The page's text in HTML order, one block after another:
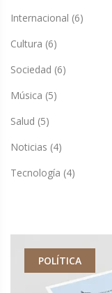
Internacional (6)
Cultura (6)
Sociedad (6)
Música (5)
Salud (5)
Noticias (4)
Tecnología (4)
POLÍTICA